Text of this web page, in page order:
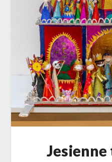
Jesienne